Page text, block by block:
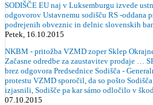
SODIŠČE EU naj v Luksemburgu izvede
odgovorov Ustavnemu sodišču RS -oddana
podrejenih obveznic in delnic slovenskih
Petek, 16.10.2015
NKBM - pritožba VZMD zoper Sklep
Začasne odredbe za zaustavitev prodaje …
brez odgovora Predsednice Sodišča -
protestu VZMD sporočil, da so pošto
izjasnili, Sodišče pa kar sámo odločilo v
07.10.2015